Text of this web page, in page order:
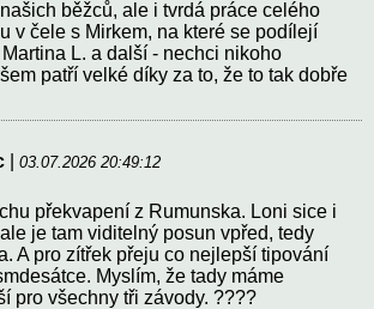
běžců, ale i tvrdá práce celého
v čele s Mirkem, na které se podílejí
L. a další - nechci nikoho
patří velké díky za to, že to tak dobře
03.07.2026 20:49:12
překvapení z Rumunska. Loni sice i
je tam viditelný posun vpřed, tedy
A pro zítřek přeju co nejlepší tipování
Myslím, že tady máme
pro všechny tři závody. ????